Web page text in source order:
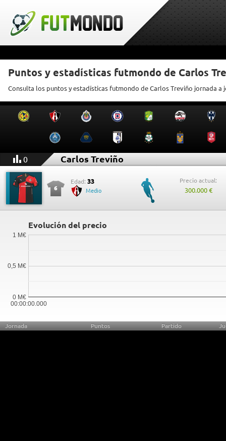
Puntos y estadísticas futmondo de Carlos
Consulta los puntos y estadísticas futmondo de Carlos Treviño jornada a
0 Carlos Treviño
6
Edad: 33
Medio
Precio actual:
300.000 €
Evolución del precio
00:00:00.000
0 M€
0,5 M€
1 M€
Jornada Puntos Partido